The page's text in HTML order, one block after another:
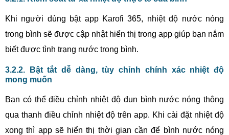
Khi người dùng bật app Karofi 365, nhiệt độ nước nóng
trong bình sẽ được cập nhật hiển thị trong app giúp bạn nắm
biết được tình trạng nước trong bình.
3.2.2. Bật tắt dễ dàng, tùy chỉnh chính xác nhiệt độ
mong muốn
Bạn có thể điều chỉnh nhiệt độ đun bình nước nóng thông
qua thanh điều chỉnh nhiệt độ trên app. Khi cài đặt nhiệt độ
xong thì app sẽ hiển thị thời gian cần để bình nước nóng